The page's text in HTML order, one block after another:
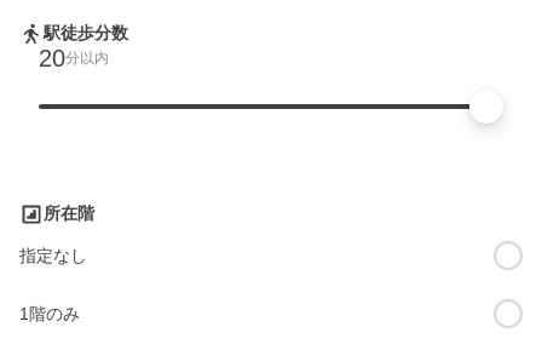
駅徒歩分数
20分以内
所在階
指定なし
1階のみ